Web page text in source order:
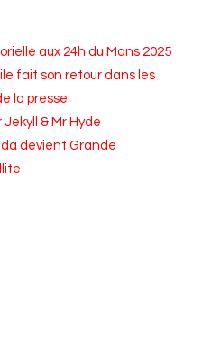
aux 24h du Mans 2025
fait son retour dans les
la presse
& Mr Hyde
devient Grande